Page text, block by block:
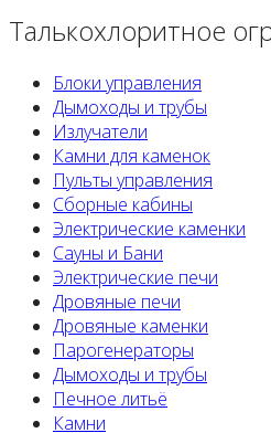
Талькохлоритное
Блоки управления
Дымоходы и трубы
Излучатели
Камни для каменок
Пульты управления
Сборные кабины
Электрические каменки
Сауны и Бани
Электрические печи
Дровяные печи
Дровяные каменки
Парогенераторы
Дымоходы и трубы
Печное литьё
Камни